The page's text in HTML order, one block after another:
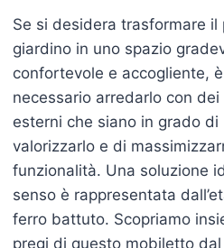
Se si desidera trasformare il
giardino in uno spazio
confortevole e accogliente, è
necessario arredarlo con
esterni che siano in grado di
valorizzarlo e di
funzionalità. Una soluzione
senso è rappresentata
ferro battuto. Scopriamo
pregi di questo mobiletto